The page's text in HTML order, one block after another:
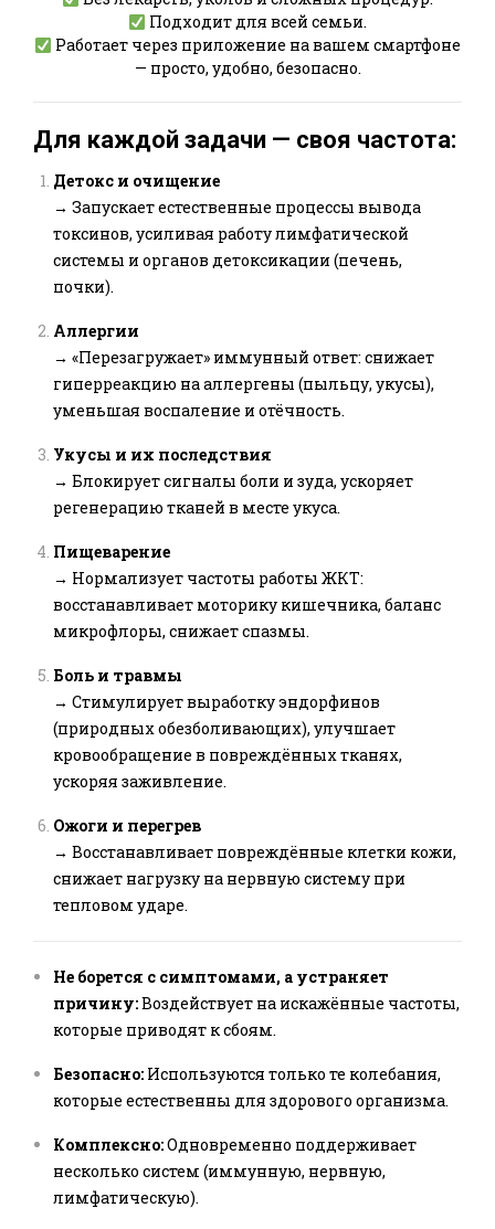
Подходит для всей семьи.
Работает через приложение на вашем смартфоне
— просто, удобно, безопасно.
Для каждой задачи — своя частота:
Детокс и очищение
→ Запускает естественные процессы вывода
токсинов, усиливая работу лимфатической
системы и органов детоксикации (печень,
почки).
Аллергии
→ «Перезагружает» иммунный ответ: снижает
гиперреакцию на аллергены (пыльцу, укусы),
уменьшая воспаление и отёчность.
Укусы и их последствия
→ Блокирует сигналы боли и зуда, ускоряет
регенерацию тканей в месте укуса.
Пищеварение
→ Нормализует частоты работы ЖКТ:
восстанавливает моторику кишечника, баланс
микрофлоры, снижает спазмы.
Боль и травмы
→ Стимулирует выработку эндорфинов
(природных обезболивающих), улучшает
кровообращение в повреждённых тканях,
ускоряя заживление.
Ожоги и перегрев
→ Восстанавливает повреждённые клетки кожи,
снижает нагрузку на нервную систему при
тепловом ударе.
Не борется с симптомами, а устраняет
причину:Воздействует на искажённые частоты,
которые приводят к сбоям.
Безопасно: Используются только те колебания,
которые естественны для здорового организма.
Комплексно:Одновременно поддерживает
несколько систем (иммунную, нервную,
лимфатическую).